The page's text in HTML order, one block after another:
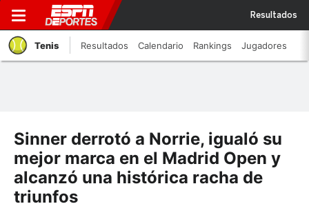
Resultados
Tenis Resultados Calendario Rankings Jugadores
Sinner derrotó a Norrie, igualó su
mejor marca en el Madrid Open y
alcanzó una histórica racha de
triunfos